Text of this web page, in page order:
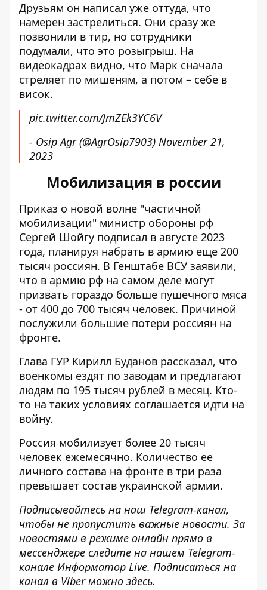
Друзьям он написал уже оттуда, что
намерен застрелиться. Они сразу же
позвонили в тир, но сотрудники
подумали, что это розыгрыш. На
видеокадрах видно, что Марк сначала
стреляет по мишеням, а потом – себе в
висок.
pic.twitter.com/JmZEk3YC6V
- Osip Agr (@AgrOsip7903) November 21,
2023
Мобилизация в россии
Приказ о новой волне "частичной
мобилизации" министр обороны рф
Сергей Шойгу подписал в августе 2023
года, планируя набрать в армию еще 200
тысяч россиян. В Генштабе ВСУ заявили,
что в армию рф на самом деле могут
призвать гораздо больше пушечного мяса
- от 400 до 700 тысяч человек. Причиной
послужили большие потери россиян на
фронте.
Глава ГУР Кирилл Буданов рассказал, что
военкомы ездят по заводам и предлагают
людям по 195 тысяч рублей в месяц. Кто-
то на таких условиях соглашается идти на
войну.
Россия мобилизует более 20 тысяч
человек ежемесячно. Количество ее
личного состава на фронте в три раза
превышает состав украинской армии.
Подписывайтесь на наш Telegram-канал,
чтобы не пропустить важные новости. За
новостями в режиме онлайн прямо в
мессенджере следите на нашем Telegram-
канале Информатор Live. Подписаться на
канал в Viber можно здесь.